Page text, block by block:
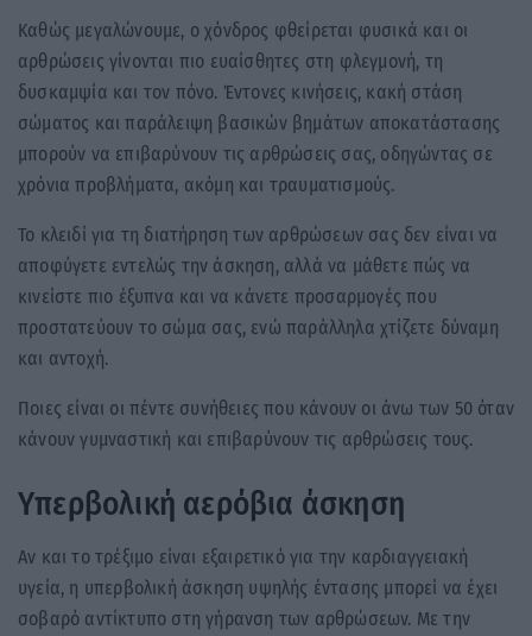
Καθώς μεγαλώνουμε, ο χόνδρος φθείρεται φυσικά και οι
αρθρώσεις γίνονται πιο ευαίσθητες στη φλεγμονή, τη
δυσκαμψία και τον πόνο. Έντονες κινήσεις, κακή στάση
σώματος και παράλειψη βασικών βημάτων αποκατάστασης
μπορούν να επιβαρύνουν τις αρθρώσεις σας, οδηγώντας σε
χρόνια προβλήματα, ακόμη και τραυματισμούς.
Το κλειδί για τη διατήρηση των αρθρώσεων σας δεν είναι να
αποφύγετε εντελώς την άσκηση, αλλά να μάθετε πώς να
κινείστε πιο έξυπνα και να κάνετε προσαρμογές που
προστατεύουν το σώμα σας, ενώ παράλληλα χτίζετε δύναμη
και αντοχή.
Ποιες είναι οι πέντε συνήθειες που κάνουν οι άνω των 50 όταν
κάνουν γυμναστική και επιβαρύνουν τις αρθρώσεις τους.
Υπερβολική αερόβια άσκηση
Αν και το τρέξιμο είναι εξαιρετικό για την καρδιαγγειακή
υγεία, η υπερβολική άσκηση υψηλής έντασης μπορεί να έχει
σοβαρό αντίκτυπο στη γήρανση των αρθρώσεων. Με την